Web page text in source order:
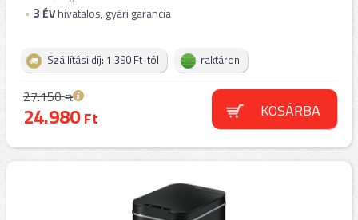
3 ÉVhivatalos, gyári garancia
Szállítási díj: 1.390 Ft-tól raktáron
27.150Ft
24.980Ft KOSÁRBA